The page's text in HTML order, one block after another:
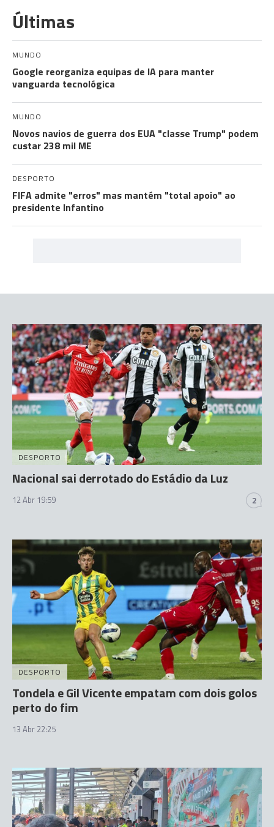
Últimas
MUNDO
Google reorganiza equipas de IA para manter
vanguarda tecnológica
MUNDO
Novos navios de guerra dos EUA "classe Trump" podem
custar 238 mil ME
DESPORTO
FIFA admite "erros" mas mantém "total apoio" ao
presidente Infantino
DESPORTO
Nacional sai derrotado do Estádio da Luz
12 Abr 19:59 2
DESPORTO
Tondela e Gil Vicente empatam com dois golos
perto do fim
13 Abr 22:25